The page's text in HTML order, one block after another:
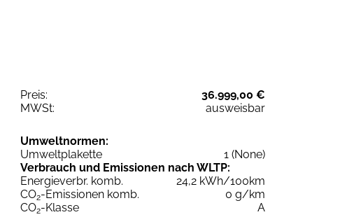
Preis:
36.999,00 €
MWSt:
ausweisbar
Umweltnormen:
Umweltplakette
1 (None)
Verbrauch und Emissionen nach WLTP:
Energieverbr. komb.
24,2 kWh/100km
CO2-Emissionen komb.
0 g/km
CO2-Klasse
A